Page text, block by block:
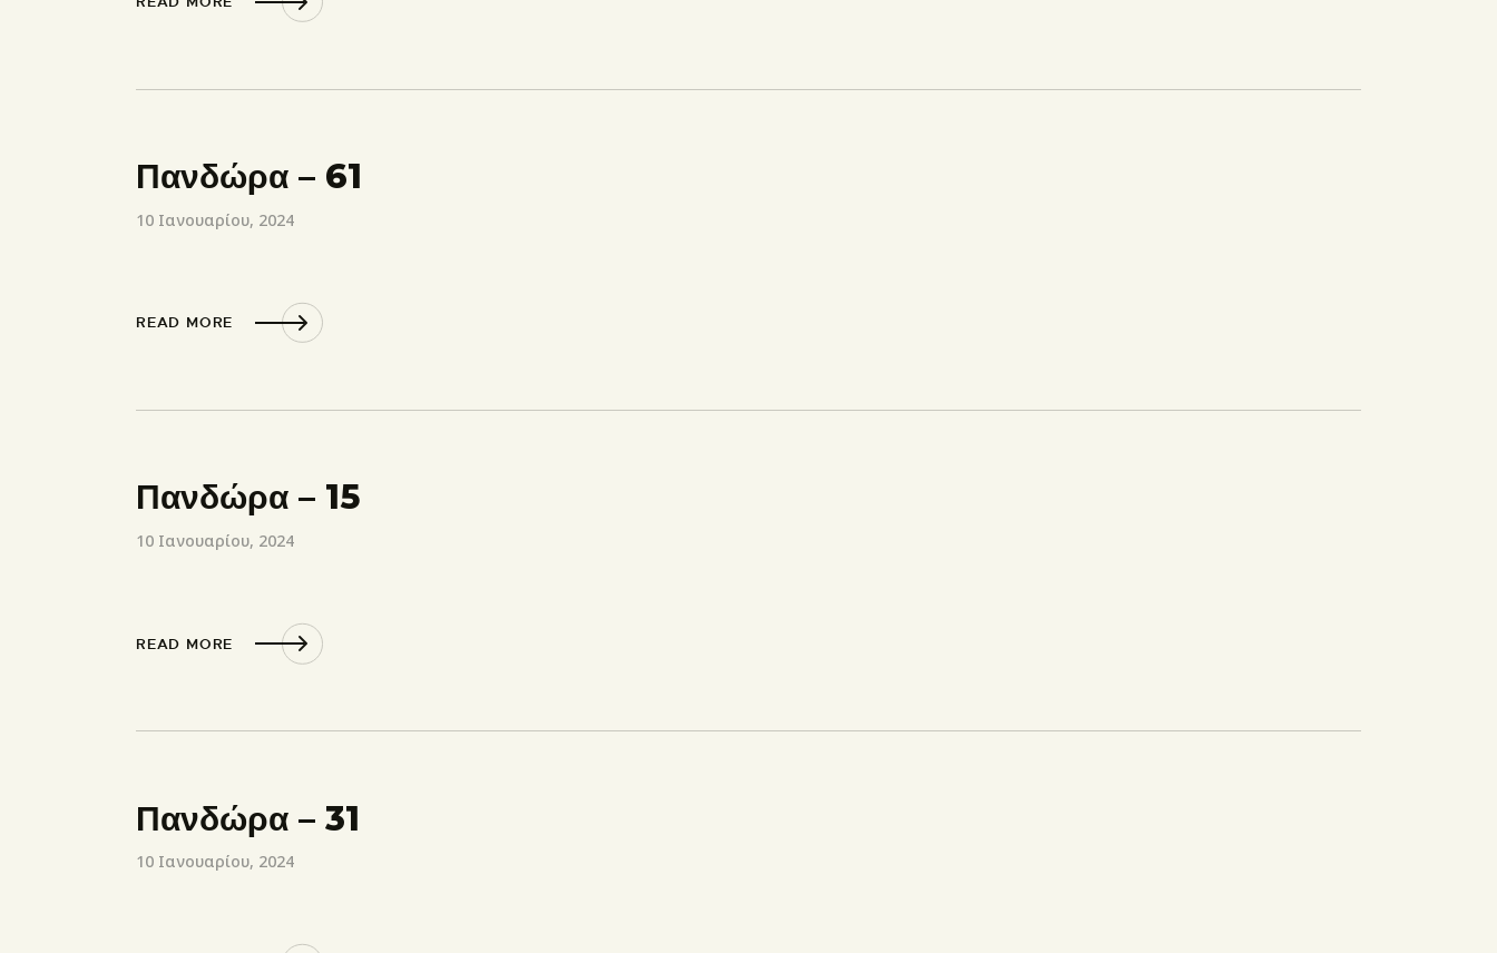
Πανδώρα – 61
10 Ιανουαρίου, 2024
READ MORE
Πανδώρα – 15
10 Ιανουαρίου, 2024
READ MORE
Πανδώρα – 31
10 Ιανουαρίου, 2024